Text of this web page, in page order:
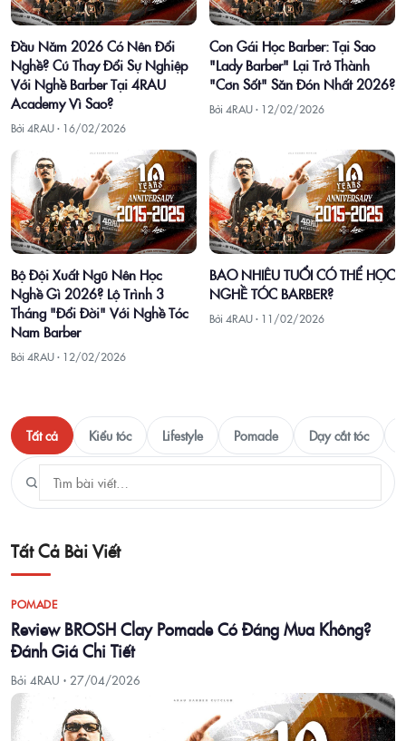
Đầu Năm 2026 Có Nên Đổi
Nghề? Cú Thay Đổi Sự Nghiệp
Với Nghề Barber Tại 4RAU
Academy Vì Sao?
Bởi 4RAU · 16/02/2026
Con Gái Học Barber: Tại Sao
"Lady Barber" Lại Trở Thành
"Cơn Sốt" Săn Đón Nhất 2026?
Bởi 4RAU · 12/02/2026
Bộ Đội Xuất Ngũ Nên Học
Nghề Gì 2026? Lộ Trình 3
Tháng "Đổi Đời" Với Nghề Tóc
Nam Barber
Bởi 4RAU · 12/02/2026
BAO NHIÊU TUỔI CÓ THỂ HỌC
NGHỀ TÓC BARBER?
Bởi 4RAU · 11/02/2026
Tất cả Kiểu tóc Lifestyle Pomade Dạy cắt tóc
Tất Cả Bài Viết
POMADE
Review BROSH Clay Pomade Có Đáng Mua Không?
Đánh Giá Chi Tiết
Bởi 4RAU · 27/04/2026